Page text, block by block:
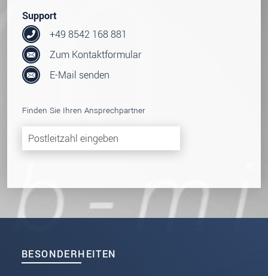
BESONDERHEITEN
Support
+49 8542 168 881
Zum Kontaktformular
E-Mail senden
Finden Sie Ihren Ansprechpartner